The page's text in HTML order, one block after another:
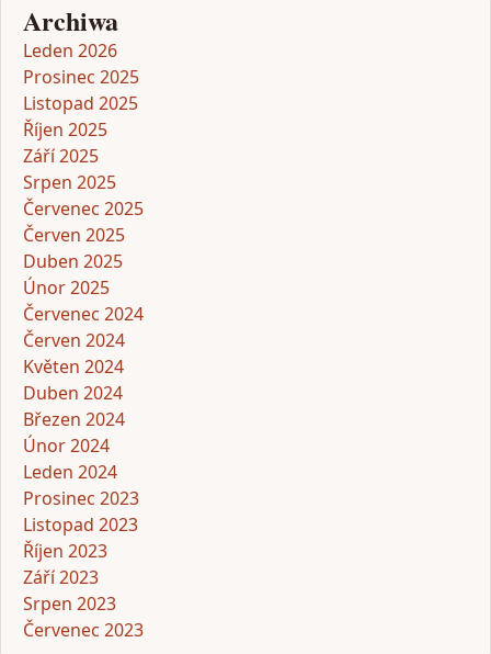
Archiwa
Leden 2026
Prosinec 2025
Listopad 2025
Říjen 2025
Září 2025
Srpen 2025
Červenec 2025
Červen 2025
Duben 2025
Únor 2025
Červenec 2024
Červen 2024
Květen 2024
Duben 2024
Březen 2024
Únor 2024
Leden 2024
Prosinec 2023
Listopad 2023
Říjen 2023
Září 2023
Srpen 2023
Červenec 2023